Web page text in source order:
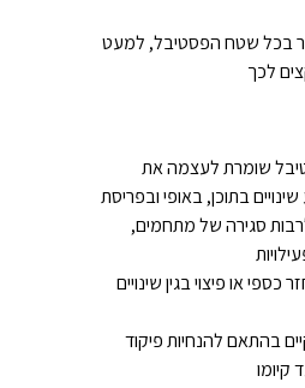
בכל שטח הפסטיבל, למעט
לכך
שומרת לעצמה את
בתוכן, באופי ובפריסת
סגירה של מתחמים,
כספי או פיצוי בגין שינויים
בהתאם להנחיות פיקוד
קיומו